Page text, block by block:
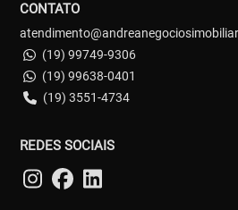
CONTATO
(19) 99749-9306
(19) 99638-0401
(19) 3551-4734
REDES SOCIAIS